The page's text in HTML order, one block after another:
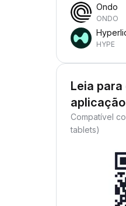
Ondo
ONDO
HYPE
Leia
aplicação
Compatível
tablets)